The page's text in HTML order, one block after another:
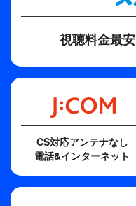
視聴料金最安
CS対応アンテナなし
電話&インターネット